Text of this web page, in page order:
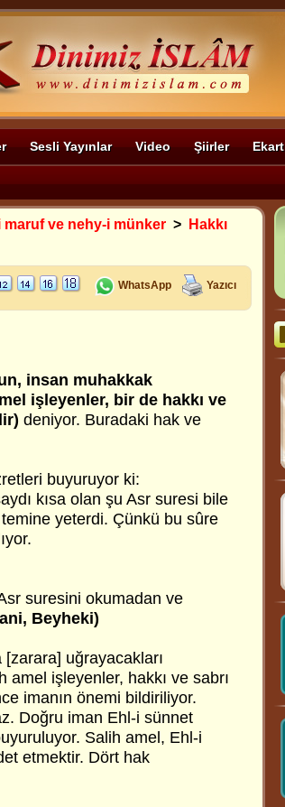
Sesli Yayınlar Video Şiirler Ekart
maruf ve nehy-i münker >
Hakkı
WhatsApp Yazıcı
insan muhakkak
işleyenler, bir de hakkı ve
deniyor. Buradaki hak ve
buyuruyor ki:
kısa olan şu Asr suresi bile
yeterdi. Çünkü bu sûre
suresini okumadan ve
Beyheki)
uğrayacakları
işleyenler, hakkı ve sabrı
imanın önemi bildiriliyor.
Doğru iman Ehl-i sünnet
Salih amel, Ehl-i
etmektir. Dört hak